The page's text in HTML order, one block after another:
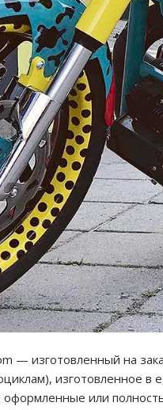
— изготовленный на
изготовленное в
или